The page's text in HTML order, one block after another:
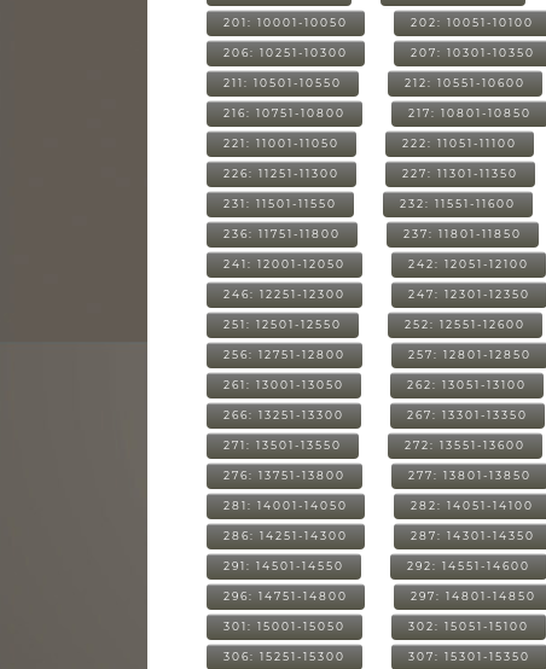
201: 10001-10050 202: 10051-10100
206: 10251-10300 207: 10301-10350
211: 10501-10550 212: 10551-10600
216: 10751-10800 217: 10801-10850
221: 11001-11050 222: 11051-11100
226: 11251-11300 227: 11301-11350
231: 11501-11550 232: 11551-11600
236: 11751-11800 237: 11801-11850
241: 12001-12050 242: 12051-12100
246: 12251-12300 247: 12301-12350
251: 12501-12550 252: 12551-12600
256: 12751-12800 257: 12801-12850
261: 13001-13050 262: 13051-13100
266: 13251-13300 267: 13301-13350
271: 13501-13550 272: 13551-13600
276: 13751-13800 277: 13801-13850
281: 14001-14050 282: 14051-14100
286: 14251-14300 287: 14301-14350
291: 14501-14550 292: 14551-14600
296: 14751-14800 297: 14801-14850
301: 15001-15050 302: 15051-15100
306: 15251-15300 307: 15301-15350